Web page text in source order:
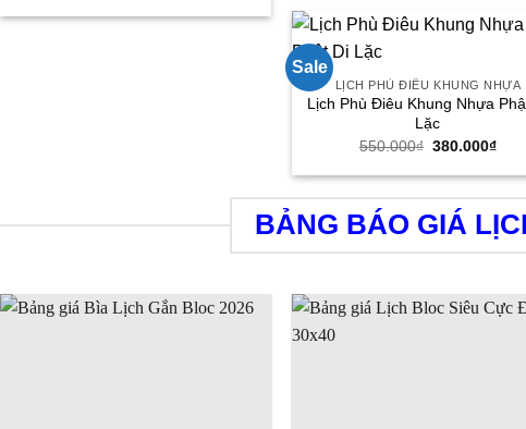
là:
tại
Sale
LỊCH PHÙ ĐIÊU KHUNG NHỰA
Lịch Phù Điêu Khung Nhựa
Lặc
550.000₫ Giá
là:
380.000₫Giá
tại
BẢNG BÁO GIÁ